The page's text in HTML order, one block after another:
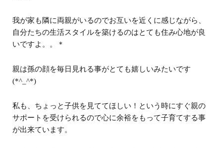
我が家も隣に両親がいるのでお互いを近くに感じながら、
自分たちの生活スタイルを築けるのはとても住み心地が良
いですよ。。＊
親は孫の顔を毎日見れる事がとても嬉しいみたいです
(*^_^*)
私も、ちょっと子供を見ててほしい！という時にすぐ親の
サポートを受けられるので心に余裕をもって子育てする事
が出来ています。